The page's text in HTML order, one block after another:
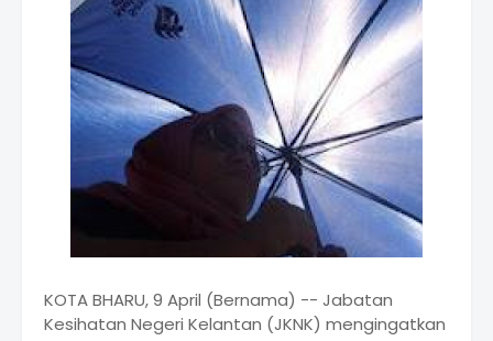
KOTA BHARU, 9 April (Bernama) -- Jabatan
Kesihatan Negeri Kelantan (JKNK) mengingatkan